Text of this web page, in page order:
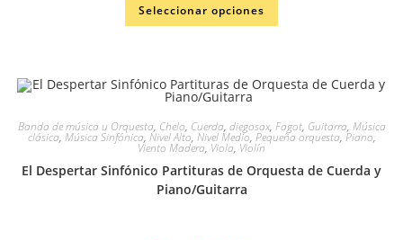
Seleccionar opciones
Banda de música u Orquesta, Chelo, Cuerda, diegosax, Fagot, Guitarra, Música
clásica, Música Sinfónica, Nivel Alto, Nivel Medio, Pequeña orquesta, Piano,
Viento Madera, Viola, Violín
El Despertar Sinfónico Partituras de Orquesta de Cuerda y
Piano/Guitarra